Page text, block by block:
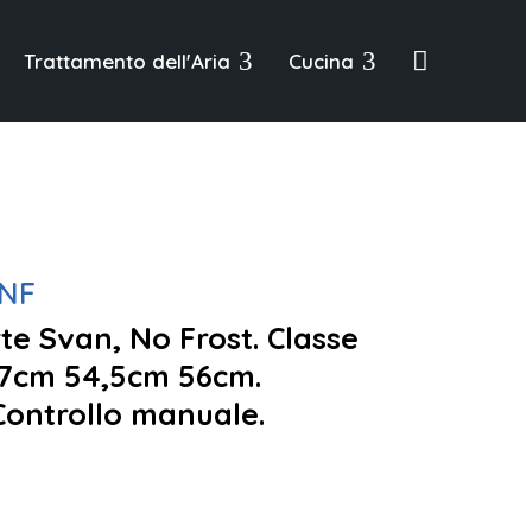
3
Trattamento dell'Aria 3
Cucina 
Svan, No Frost. Classe
54,5cm 56cm.
manuale.